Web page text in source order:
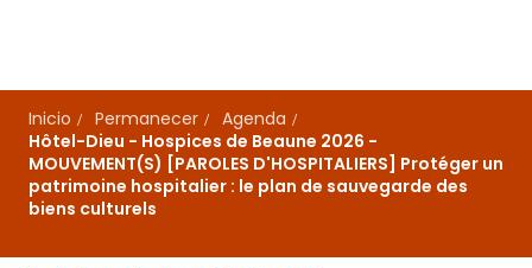
principal
Inicio
Permanecer
Agenda
Hôtel-Dieu - Hospices de Beaune 2026 -
MOUVEMENT(S) [PAROLES D'HOSPITALIERS] Protéger un
patrimoine hospitalier : le plan de sauvegarde des
biens culturels